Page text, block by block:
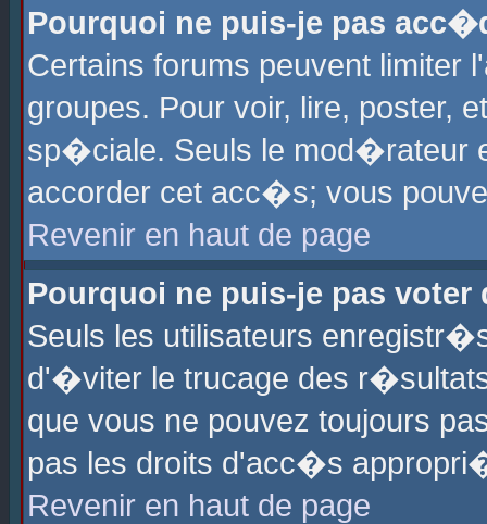
Pourquoi ne puis-je pas
Certains forums peuvent
groupes. Pour voir, lire, poster,
sp�ciale. Seuls le mod�rateur
accorder cet acc�s; vous
Revenir en haut de page
Pourquoi ne puis-je pas voter
Seuls les utilisateurs
d'�viter le trucage des
que vous ne pouvez toujours
pas les droits d'acc�s
Revenir en haut de page